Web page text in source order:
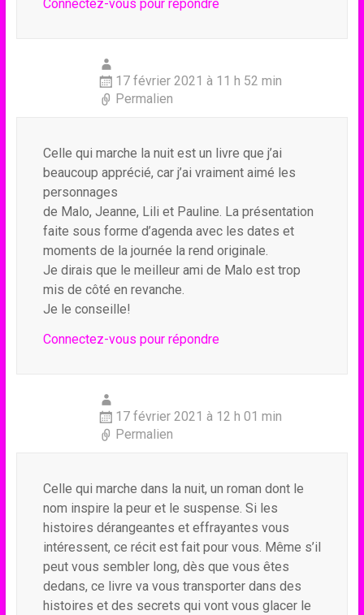
Connectez-vous pour répondre
17 février 2021 à 11 h 52 min
Permalien
Celle qui marche la nuit est un livre que j’ai
beaucoup apprécié, car j’ai vraiment aimé les
personnages
de Malo, Jeanne, Lili et Pauline. La présentation
faite sous forme d’agenda avec les dates et
moments de la journée la rend originale.
Je dirais que le meilleur ami de Malo est trop
mis de côté en revanche.
Je le conseille!
Connectez-vous pour répondre
17 février 2021 à 12 h 01 min
Permalien
Celle qui marche dans la nuit, un roman dont le
nom inspire la peur et le suspense. Si les
histoires dérangeantes et effrayantes vous
intéressent, ce récit est fait pour vous. Même s’il
peut vous sembler long, dès que vous êtes
dedans, ce livre va vous transporter dans des
histoires et des secrets qui vont vous glacer le